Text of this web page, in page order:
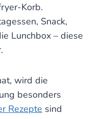
Korb.
Snack,
Lunchbox – diese
wird die
besonders
Rezepte sind